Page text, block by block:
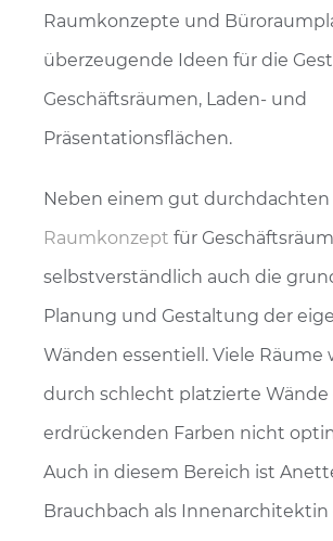
Raumkonzepte und
überzeugende Ideen für die
Geschäftsräumen, Laden- und
Präsentationsflächen.
Neben einem gut durchdachten
Raumkonzept für
selbstverständlich auch die
Planung und Gestaltung der
Wänden essentiell. Viele Räume
durch schlecht platzierte Wände
erdrückenden Farben nicht
Auch in diesem Bereich ist
Brauchbach als Innenarchitektin